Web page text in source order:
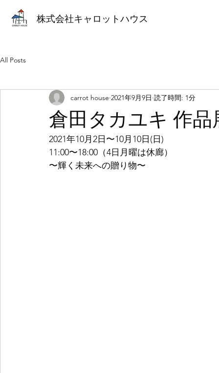
株式会社キャロットハウス
All Posts
倉田タカユキ 作品
carrot house 2021年9月9日 読了時間: 1分
2021年10月2日〜10月10日(日)
11:00〜18:00（4日月曜は休廊）
〜輝く未来への贈り物〜